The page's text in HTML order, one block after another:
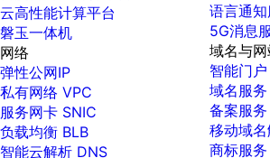
云高性能计算平台
磐玉一体机
网络
弹性公网IP
私有网络 VPC
服务网卡 SNIC
负载均衡 BLB
智能云解析 DNS
语言通
5G消息
域名与
智能门户
域名服务
备案服务
移动域
商标服务